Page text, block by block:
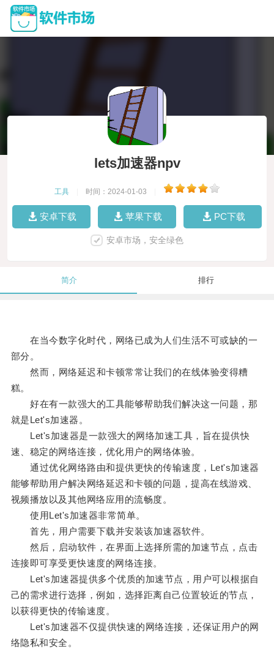
lets加速器npv
工具 时间：2024-01-03
安卓下载 苹果下载 PC下载
安卓市场，安全绿色
简介 排行
在当今数字化时代，网络已成为人们生活不可或缺的一
部分。
然而，网络延迟和卡顿常常让我们的在线体验变得糟
糕。
好在有一款强大的工具能够帮助我们解决这一问题，那
就是Let's加速器。
Let's加速器是一款强大的网络加速工具，旨在提供快
速、稳定的网络连接，优化用户的网络体验。
通过优化网络路由和提供更快的传输速度，Let's加速器
能够帮助用户解决网络延迟和卡顿的问题，提高在线游戏、
视频播放以及其他网络应用的流畅度。
使用Let's加速器非常简单。
首先，用户需要下载并安装该加速器软件。
然后，启动软件，在界面上选择所需的加速节点，点击
连接即可享受更快速度的网络连接。
Let's加速器提供多个优质的加速节点，用户可以根据自
己的需求进行选择，例如，选择距离自己位置较近的节点，
以获得更快的传输速度。
Let's加速器不仅提供快速的网络连接，还保证用户的网
络隐私和安全。